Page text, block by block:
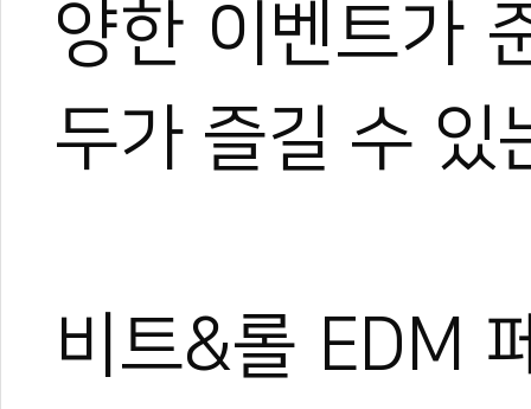
양한 이벤트가
두가 즐길 수 있
비트&롤 EDM